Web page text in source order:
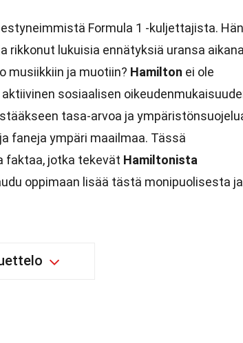
Formula 1 -kuljettajista. Hän
lukuisia ennätyksiä uransa
musiikkiin ja muotiin? Hamilton ei ole
sosiaalisen
tasa-arvoa ja
faneja ympäri maailmaa. Tässä
faktaa, jotka tekevät Hamiltonista
oppimaan lisää tästä monipuolisesta ja